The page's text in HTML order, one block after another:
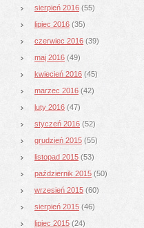
sierpień 2016 (55)
lipiec 2016 (35)
czerwiec 2016 (39)
maj 2016 (49)
kwiecień 2016 (45)
marzec 2016 (42)
luty 2016 (47)
styczeń 2016 (52)
grudzień 2015 (55)
listopad 2015 (53)
październik 2015 (50)
wrzesień 2015 (60)
sierpień 2015 (46)
lipiec 2015 (24)